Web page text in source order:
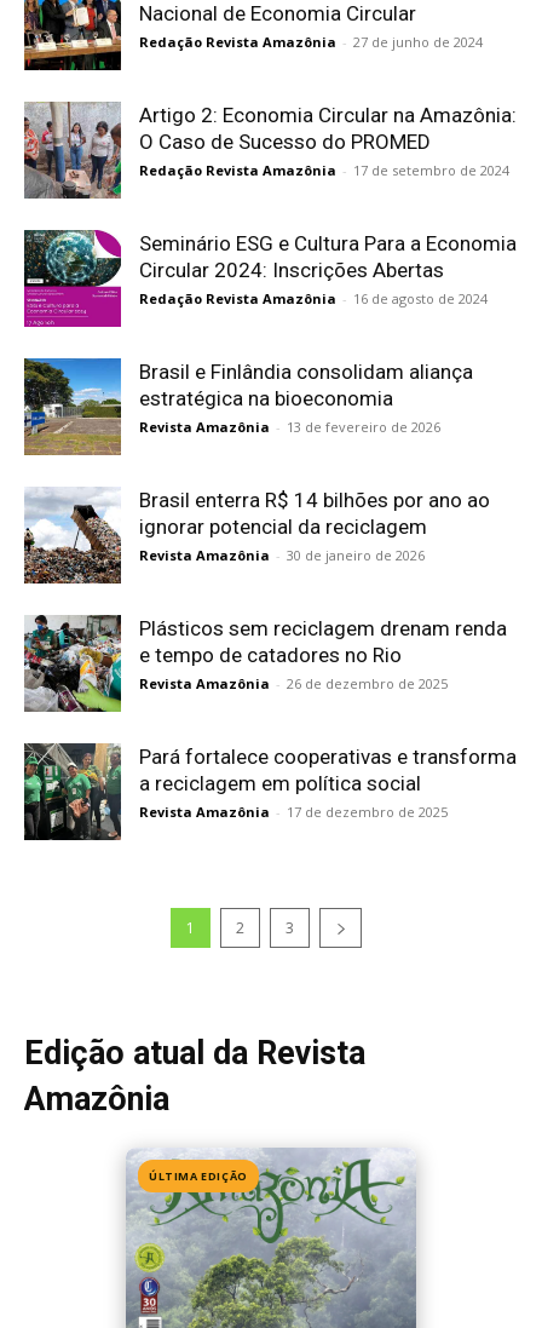
Nacional de Economia Circular
Redação Revista Amazônia - 27 de junho de 2024
Artigo 2: Economia Circular na Amazônia:
O Caso de Sucesso do PROMED
Redação Revista Amazônia - 17 de setembro de 2024
Seminário ESG e Cultura Para a Economia
Circular 2024: Inscrições Abertas
Redação Revista Amazônia - 16 de agosto de 2024
Brasil e Finlândia consolidam aliança
estratégica na bioeconomia
Revista Amazônia - 13 de fevereiro de 2026
Brasil enterra R$ 14 bilhões por ano ao
ignorar potencial da reciclagem
Revista Amazônia - 30 de janeiro de 2026
Plásticos sem reciclagem drenam renda
e tempo de catadores no Rio
Revista Amazônia - 26 de dezembro de 2025
Pará fortalece cooperativas e transforma
a reciclagem em política social
Revista Amazônia - 17 de dezembro de 2025
1 2 3
Edição atual da Revista
Amazônia
ÚLTIMA EDIÇÃO